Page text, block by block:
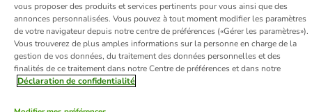
Qui sommes-nous ? Emplois
Corporate website
Mentions légales
Conditions Générales de Vente
DSA
Renoncer au contrat ici
Élimination des déchets
Contact
vous proposer des produits et services pertinents pour vous ainsi que des
annonces personnalisées. Vous pouvez à tout moment modifier les paramètres
de votre navigateur depuis notre centre de préférences («Gérer les paramètres»).
Vous trouverez de plus amples informations sur la personne en charge de la
gestion de vos données, du traitement des données personnelles et des
finalités de ce traitement dans notre Centre de préférences et dans notre
Déclaration de confidentialité